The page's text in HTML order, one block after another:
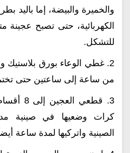
والخميرة والبيضة، إما باليد
الكهربائية، حتى تصبح عجينة
للتشكل.
2. غطي الوعاء بورق بلاستيك
من ساعة إلى ساعتين حتى
3. قطعي
كرات وضعيها في صينية
الصينية واتركيها لمدة ساعة